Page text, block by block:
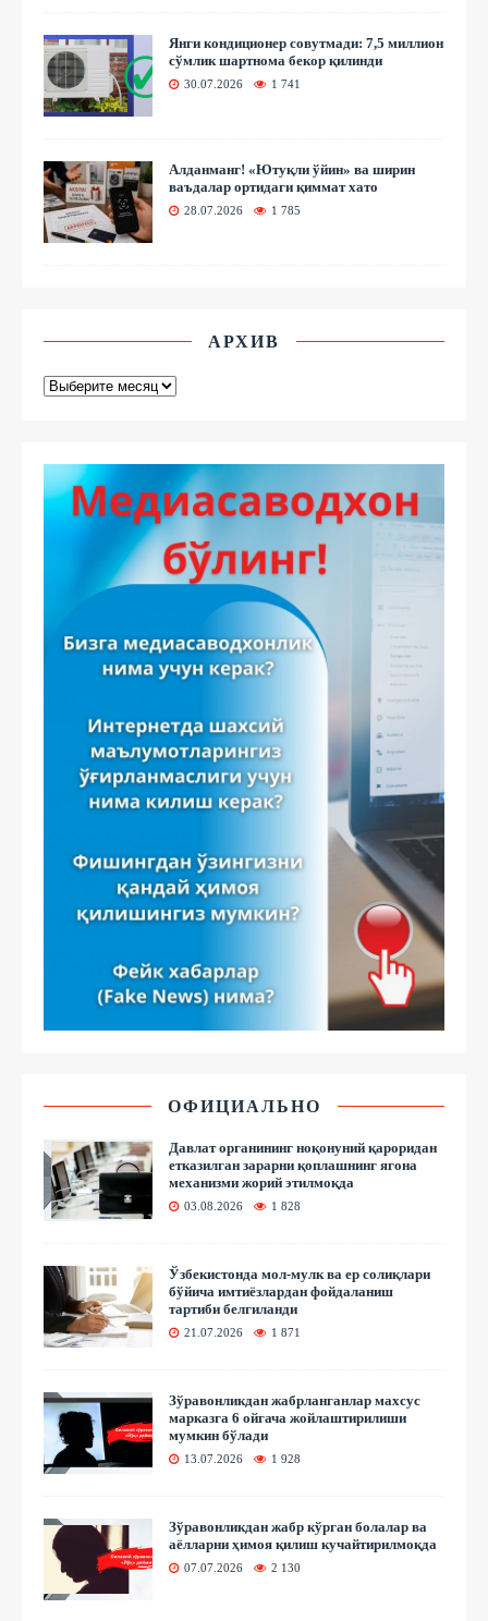
Янги кондиционер совутмади: 7,5 миллион
сўмлик шартнома бекор қилинди
30.07.2026 1 741
Алданманг! «Ютуқли ўйин» ва ширин
ваъдалар ортидаги қиммат хато
28.07.2026 1 785
АРХИВ
ОФИЦИАЛЬНО
Давлат органининг ноқонуний қароридан
етказилган зарарни қоплашнинг ягона
механизми жорий этилмоқда
03.08.2026 1 828
Ўзбекистонда мол-мулк ва ер солиқлари
бўйича имтиёзлардан фойдаланиш
тартиби белгиланди
21.07.2026 1 871
Зўравонликдан жабрланганлар махсус
марказга 6 ойгача жойлаштирилиши
мумкин бўлади
13.07.2026 1 928
Зўравонликдан жабр кўрган болалар ва
аёлларни ҳимоя қилиш кучайтирилмоқда
07.07.2026 2 130